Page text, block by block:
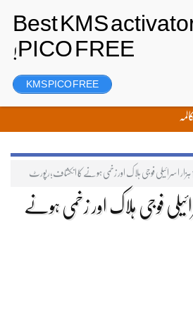
رجسٹر
اسرائیلی فوجی ہلاک اور زخمی ہونے
KMS PICO FREE